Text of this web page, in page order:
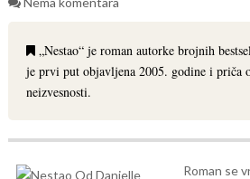
„Nestao“ je roman autorke brojnih
je prvi put objavljena 2005. godine i
neizvesnosti.
Roman se